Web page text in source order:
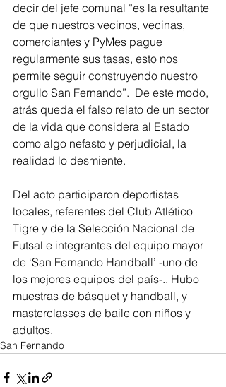
decir del jefe comunal “es la resultante
de que nuestros vecinos, vecinas,
comerciantes y PyMes pague
regularmente sus tasas, esto nos
permite seguir construyendo nuestro
orgullo San Fernando”.  De este modo,
atrás queda el falso relato de un sector
de la vida que considera al Estado
como algo nefasto y perjudicial, la
realidad lo desmiente.
Del acto participaron deportistas
locales, referentes del Club Atlético
Tigre y de la Selección Nacional de
Futsal e integrantes del equipo mayor
de ‘San Fernando Handball’ -uno de
los mejores equipos del país-.. Hubo
muestras de básquet y handball, y
masterclasses de baile con niños y
adultos.
San Fernando